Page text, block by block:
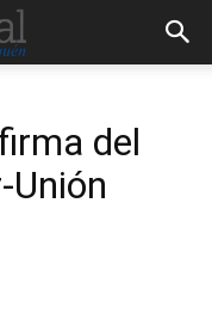
del